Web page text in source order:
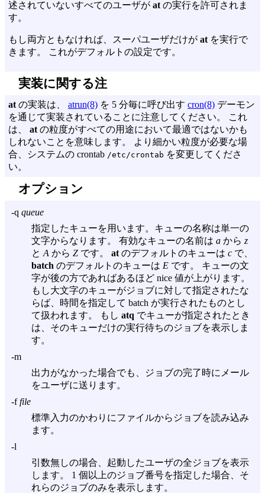
述されていないすべてのユーザが at の実行を許可されま
す。
もし両方ともなければ、スーパユーザだけが at を実行で
きます。 これがデフォルトの設定です。
実装に関する注
at の実装は、 atrun(8) を 5 分毎に呼び出す cron(8) デーモン
を通じて実装されていることに注意してください。 これ
は、 at の粒度がすべての用途において最適ではないかも
しれないことを意味します。 より細かい粒度が必要な場
合、システムの crontab /etc/crontab を変更してくださ
い。
オプション
-q queue
指定したキューを用います。キューの名称は単一の
文字からなります。 有効なキューの名前は a から z
と A から Z です。 at のデフォルトのキューは c で、
batch のデフォルトのキューは E です。 キューの文
字が後の方であればあるほど nice 値が上がります。
もし大文字のキューがジョブに対して指定されたな
らば、時間を指定して batch が実行されたものとし
て扱われます。 もし atq でキューが指定されたとき
は、そのキューだけの実行待ちのジョブを表示しま
す。
-m
出力がなかった場合でも、ジョブの完了時にメール
をユーザに送ります。
-f file
標準入力のかわりにファイルからジョブを読み込み
ます。
-l
引数無しの場合、起動したユーザの全ジョブを表示
します。 1 個以上のジョブ番号を指定した場合、そ
れらのジョブのみを表示します。